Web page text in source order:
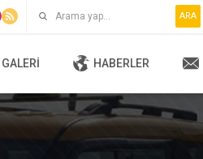
ARA
GALERI HABERLER